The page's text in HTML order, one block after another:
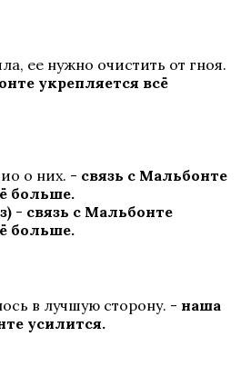
ее нужно очистить от гноя.
укрепляется всё
о них. - связь с Мальбонте
больше.
- связь с Мальбонте
больше.
в лучшую сторону. - наша
усилится.